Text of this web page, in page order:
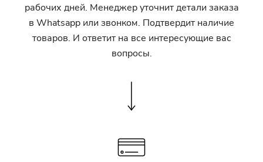
рабочих дней. Менеджер уточнит детали заказа
в Whatsapp или звонком. Подтвердит наличие
товаров. И ответит на все интересующие вас
вопросы.